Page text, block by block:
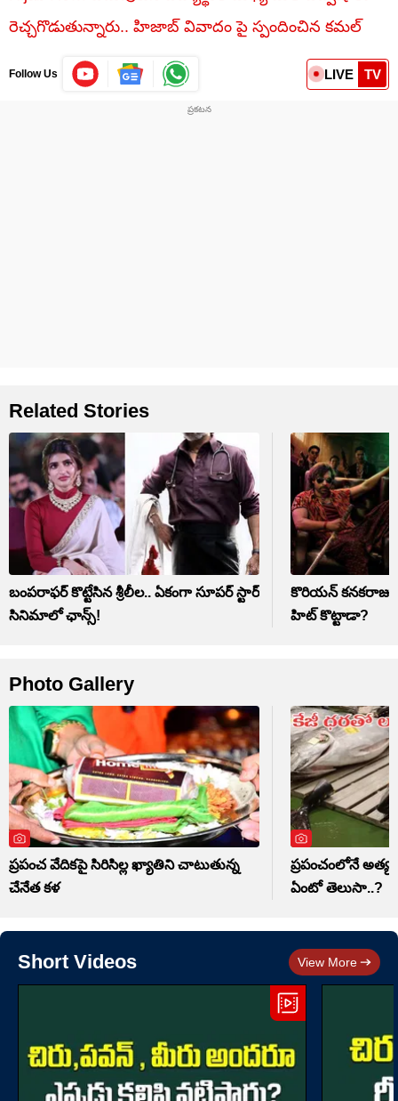
రెచ్చగొడుతున్నారు.. హిజాబ్‌ వివాదం పై స్పందించిన కమల్
Follow Us LIVE TV
Related Stories
బంపరాఫర్ కొట్టేసిన శ్రీలీల.. ఏకంగా సూపర్ స్టార్
సినిమాలో ఛాన్స్!
కొరియన్ కనకరాజు
హిట్ కొట్టాడా?
Photo Gallery
ప్రపంచ వేదికపై సిరిసిల్ల ఖ్యాతిని చాటుతున్న
చేనేత కళ
ప్రపంచంలోనే
ఏంటో తెలుసా..?
Short Videos View More